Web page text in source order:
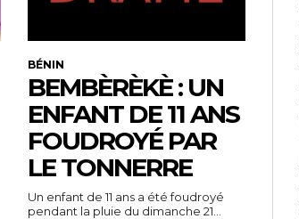
BÉNIN
BEMBÈRÈKÈ : UN
ENFANT DE 11 ANS
FOUDROYÉ PAR
LE TONNERRE
Un enfant de 11 ans a été foudroyé
pendant la pluie du dimanche 21...